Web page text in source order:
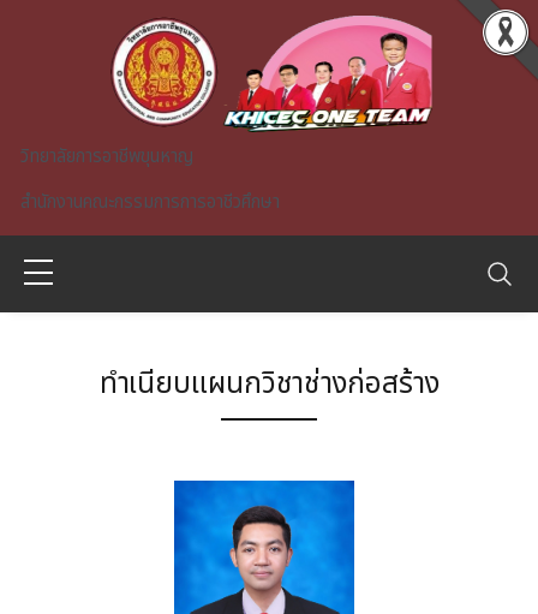
Skip to main content
วิทยาลัยการอาชีพขุนหาญ
สำนักงานคณะกรรมการการอาชีวศึกษา
ทำเนียบแผนกวิชาช่างก่อสร้าง